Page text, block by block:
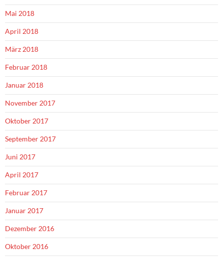
Mai 2018
April 2018
März 2018
Februar 2018
Januar 2018
November 2017
Oktober 2017
September 2017
Juni 2017
April 2017
Februar 2017
Januar 2017
Dezember 2016
Oktober 2016